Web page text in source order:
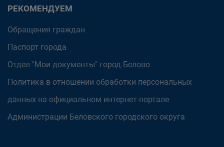
РЕКОМЕНДУЕМ
Обращения граждан
Паспорт города
Отдел "Мои документы" город Белово
Политика в отношении обработки персональных
данных на официальном интернет-портале
Администрации Беловского городского округа